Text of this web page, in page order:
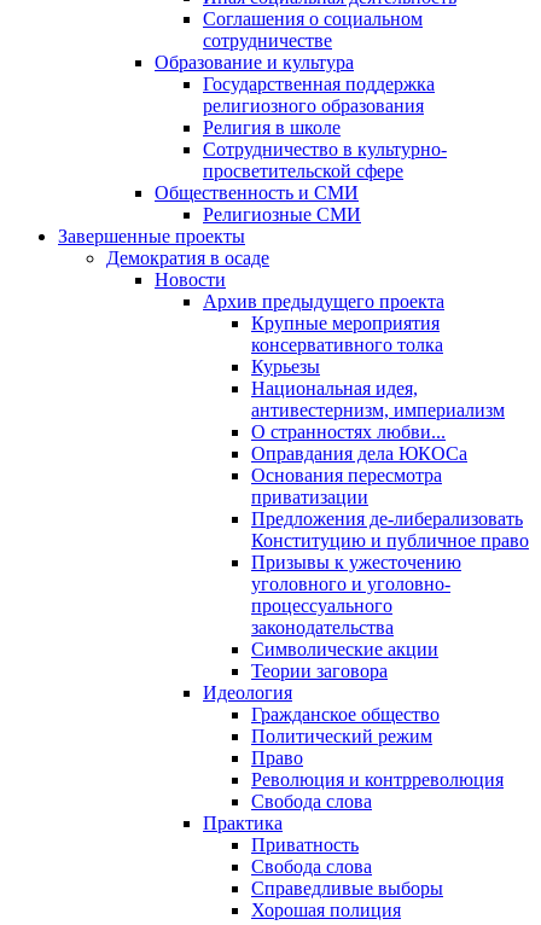
Соглашения о социальном
сотрудничестве
Образование и культура
Государственная поддержка
религиозного образования
Религия в школе
Сотрудничество в культурно-
просветительской сфере
Общественность и СМИ
Религиозные СМИ
Завершенные проекты
Демократия в осаде
Новости
Архив предыдущего проекта
Крупные мероприятия
консервативного толка
Курьезы
Национальная идея,
антивестернизм, империализм
О странностях любви...
Оправдания дела ЮКОСа
Основания пересмотра
приватизации
Предложения де-либерализовать
Конституцию и публичное право
Призывы к ужесточению
уголовного и уголовно-
процессуального
законодательства
Символические акции
Теории заговора
Идеология
Гражданское общество
Политический режим
Право
Революция и контрреволюция
Свобода слова
Практика
Приватность
Свобода слова
Справедливые выборы
Хорошая полиция